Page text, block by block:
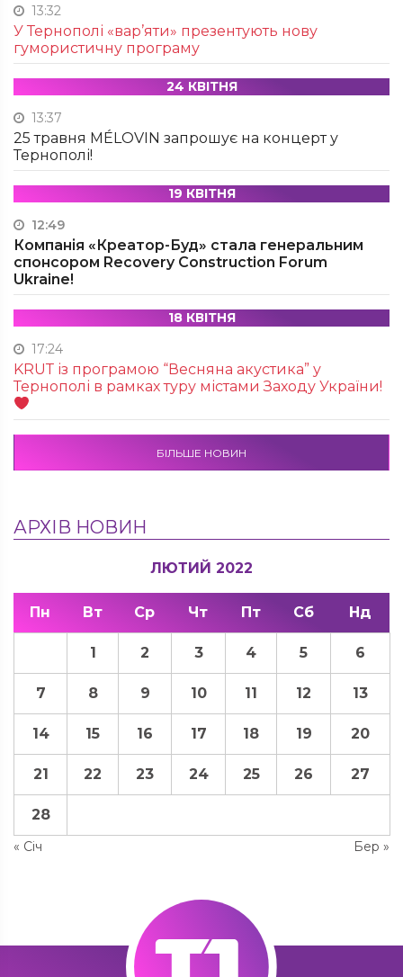
13:32
У Тернополі «вар’яти» презентують нову
гумористичну програму
24 КВІТНЯ
13:37
25 травня MÉLOVIN запрошує на концерт у
Тернополі!
19 КВІТНЯ
12:49
Компанія «Креатор-Буд» стала генеральним
спонсором Recovery Construction Forum
Ukraine!
18 КВІТНЯ
17:24
KRUТ із програмою “Весняна акустика” у
Тернополі в рамках туру містами Заходу України!
БІЛЬШЕ НОВИН
АРХІВ НОВИН
ЛЮТИЙ 2022
Пн Вт Ср Чт Пт Сб Нд
« Січ Бер »
1 2 3 4 5 6
7 8 9 10 11 12 13
14 15 16 17 18 19 20
21 22 23 24 25 26 27
28